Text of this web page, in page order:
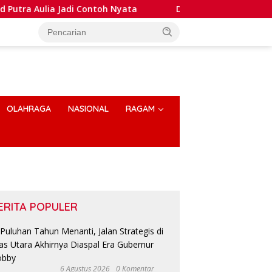
Jadi Contoh Nyata Dansatlat Brimob Korbrimob
OLAHRAGA NASIONAL RAGAM
POPULER
6 Agustus 2026 0 Komentar